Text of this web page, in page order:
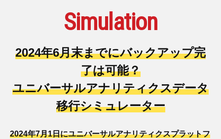
Simulation
2024年6月末までにバックアップ完
了は可能？
ユニバーサルアナリティクスデータ
移行シミュレーター
2024年7月1日にユニバーサルアナリティクスプラットフ